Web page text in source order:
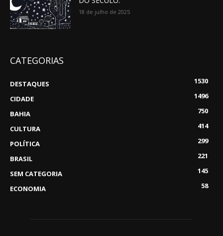
18 de julho de 2025
CATEGORIAS
DESTAQUES
1530
CIDADE
1496
BAHIA
750
CULTURA
414
POLÍTICA
299
BRASIL
221
SEM CATEGORIA
145
ECONOMIA
58